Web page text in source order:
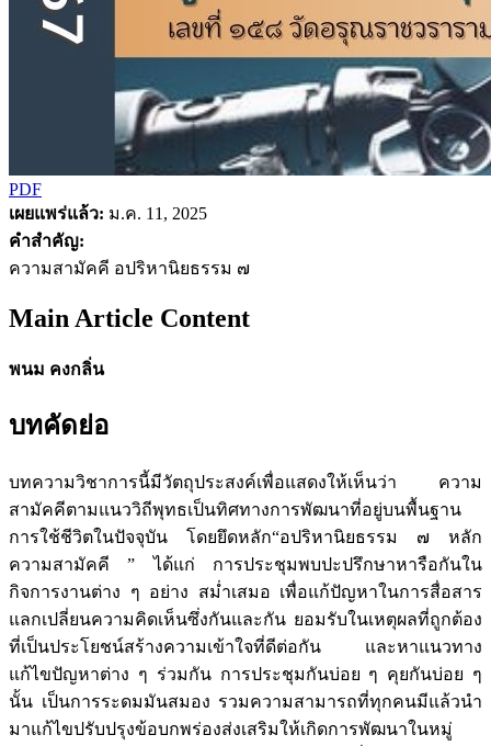
PDF
เผยแพร่แล้ว: ม.ค. 11, 2025
คำสำคัญ:
ความสามัคคี อปริหานิยธรรม ๗
Main Article Content
พนม คงกลิ่น
บทคัดย่อ
บทความวิชาการนี้มีวัตถุประสงค์เพื่อแสดงให้เห็นว่า ความ
สามัคคีตามแนววิถีพุทธเป็นทิศทางการพัฒนาที่อยู่บนพื้นฐาน
การใช้ชีวิตในปัจจุบัน โดยยึดหลัก“อปริหานิยธรรม ๗ หลัก
ความสามัคคี ” ได้แก่ การประชุมพบปะปรึกษาหารือกันใน
กิจการงานต่าง ๆ อย่าง สม่ำเสมอ เพื่อแก้ปัญหาในการสื่อสาร
แลกเปลี่ยนความคิดเห็นซึ่งกันและกัน ยอมรับในเหตุผลที่ถูกต้อง
ที่เป็นประโยชน์สร้างความเข้าใจที่ดีต่อกัน และหาแนวทาง
แก้ไขปัญหาต่าง ๆ ร่วมกัน การประชุมกันบ่อย ๆ คุยกันบ่อย ๆ
นั้น เป็นการระดมมันสมอง รวมความสามารถที่ทุกคนมีแล้วนำ
มาแก้ไขปรับปรุงข้อบกพร่องส่งเสริมให้เกิดการพัฒนาในหมู่